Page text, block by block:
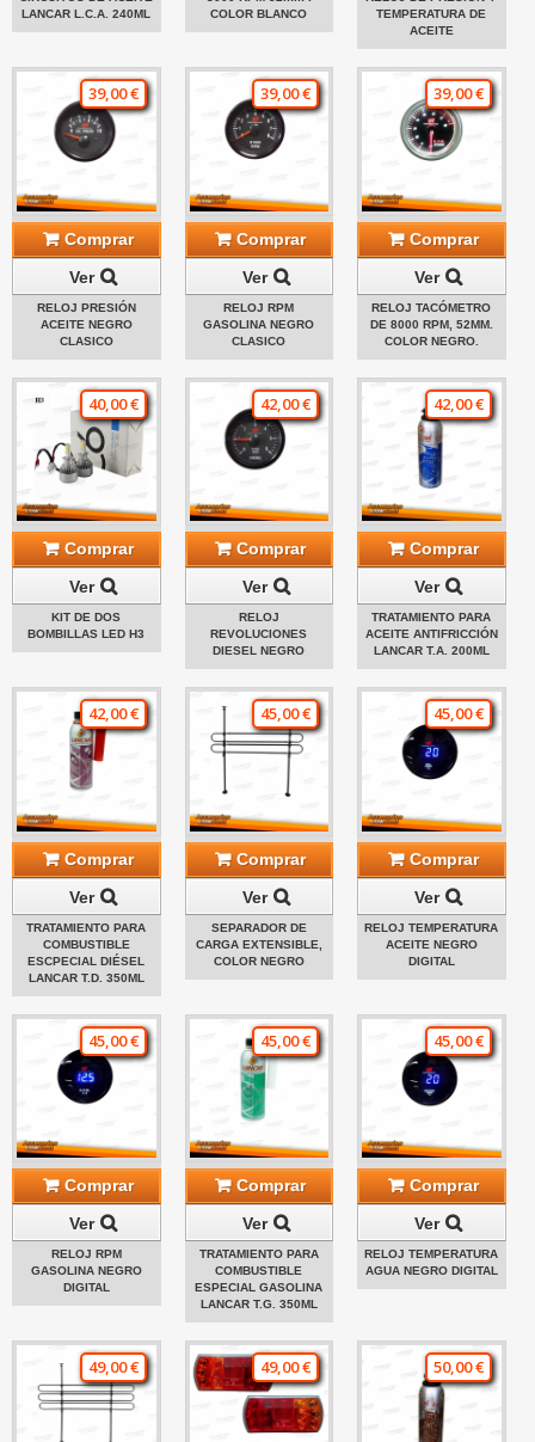
LANCAR L.C.A. 240ML
COLOR BLANCO
TEMPERATURA DE
ACEITE
39,00 €
Comprar
Ver
RELOJ PRESIÓN
ACEITE NEGRO
CLASICO
39,00 €
Comprar
Ver
RELOJ RPM
GASOLINA NEGRO
CLASICO
39,00 €
Comprar
Ver
RELOJ TACÓMETRO
DE 8000 RPM, 52MM.
COLOR NEGRO.
40,00 €
Comprar
Ver
KIT DE DOS
BOMBILLAS LED H3
42,00 €
Comprar
Ver
RELOJ
REVOLUCIONES
DIESEL NEGRO
42,00 €
Comprar
Ver
TRATAMIENTO PARA
ACEITE ANTIFRICCIÓN
LANCAR T.A. 200ML
42,00 €
Comprar
Ver
TRATAMIENTO PARA
COMBUSTIBLE
ESCPECIAL DIÉSEL
LANCAR T.D. 350ML
45,00 €
Comprar
Ver
SEPARADOR DE
CARGA EXTENSIBLE,
COLOR NEGRO
45,00 €
Comprar
Ver
RELOJ TEMPERATURA
ACEITE NEGRO
DIGITAL
45,00 €
Comprar
Ver
RELOJ RPM
GASOLINA NEGRO
DIGITAL
45,00 €
Comprar
Ver
TRATAMIENTO PARA
COMBUSTIBLE
ESPECIAL GASOLINA
LANCAR T.G. 350ML
45,00 €
Comprar
Ver
RELOJ TEMPERATURA
AGUA NEGRO DIGITAL
49,00 € 49,00 € 50,00 €